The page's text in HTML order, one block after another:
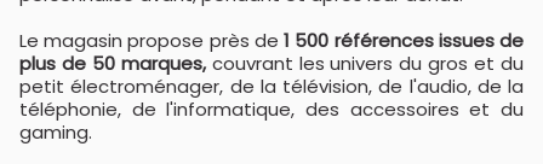
Le magasin propose près de 1 500 références issues de
plus de 50 marques,couvrant les univers du gros et du
petit électroménager, de la télévision, de l'audio, de la
téléphonie, de l'informatique, des accessoires et du
gaming.